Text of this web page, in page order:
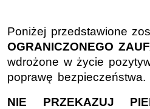
Poniżej przedstawione
OGRANICZONEGO
wdrożone w życie
poprawę bezpieczeństwa.
NIE PRZEKAZUJ